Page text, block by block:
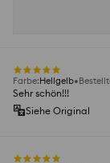
Farbe:Hellgelb
Sehr schön!!!
Siehe Original